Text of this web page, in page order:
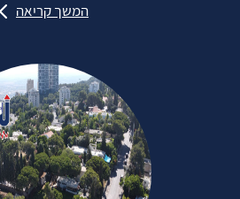
המשך קריאה